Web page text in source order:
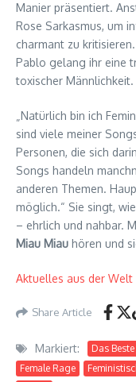
Manier präsentiert.
Rose Sarkasmus, um
charmant zu
Pablo gelang ihr eine
toxischer Männlichkeit.
„Natürlich bin ich
sind viele meiner
Personen, die sich
Songs handeln
anderen Themen.
möglich.“ Sie singt,
– ehrlich und nahbar.
Miau Miau hören und
Aktuelles aus der Welt
Share Article
Markiert: Das Beste
Female Rage